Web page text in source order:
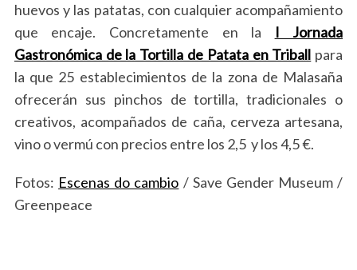
huevos y las patatas, con cualquier acompañamiento
que encaje. Concretamente en la
I Jornada
Gastronómica de la Tortilla de Patata en Triball para
la que 25 establecimientos de la zona de Malasaña
ofrecerán sus pinchos de tortilla, tradicionales o
creativos, acompañados de caña, cerveza artesana,
vino o vermú con precios entre los 2,5 y los 4,5 €.
Fotos: Escenas do cambio / Save Gender Museum /
Greenpeace